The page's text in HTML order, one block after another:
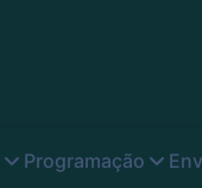
Programação